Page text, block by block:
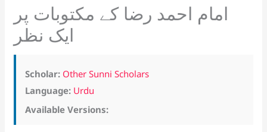
امام احمد رضا کے مکتوبات پر
ایک نظر
Scholar: Other Sunni Scholars
Language: Urdu
Available Versions: